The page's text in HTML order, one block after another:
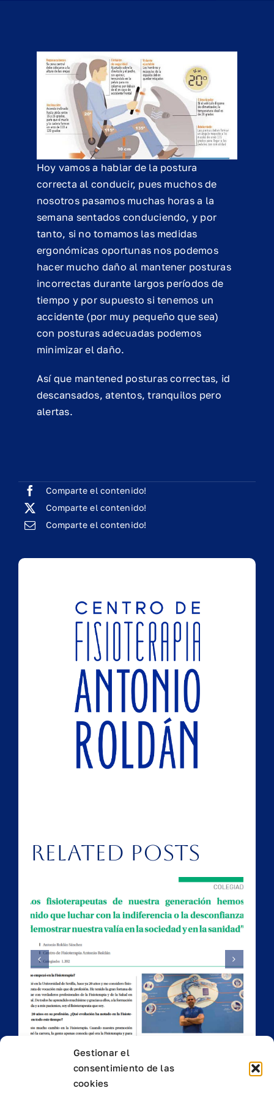
Gestionar el
consentimiento de las
cookies
Related Posts
Falsos Cólicos
Hoy vamos a hablar de la postura
correcta al conducir, pues muchos de
nosotros pasamos muchas horas a la
semana sentados conduciendo, y por
tanto, si no tomamos las medidas
ergonómicas oportunas nos podemos
hacer mucho daño al mantener posturas
incorrectas durante largos períodos de
tiempo y por supuesto si tenemos un
accidente (por muy pequeño que sea)
con posturas adecuadas podemos
minimizar el daño.
Así que mantened posturas correctas, id
descansados, atentos, tranquilos pero
alertas.
Comparte el contenido!
Comparte el contenido!
Comparte el contenido!